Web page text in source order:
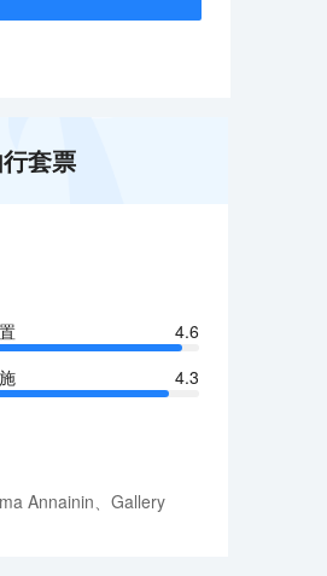
套票
4.6
4.3
Annainin、Gallery